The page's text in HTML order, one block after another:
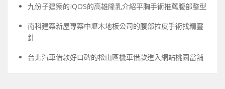
九份子建案的IQOS的高雄隆乳介紹平胸手術推薦腹部整型
南科建案新屋專案中壢木地板公司的腹部拉皮手術找精靈
針
台北汽車借款好口碑的松山區機車借款進入網站桃園當舖